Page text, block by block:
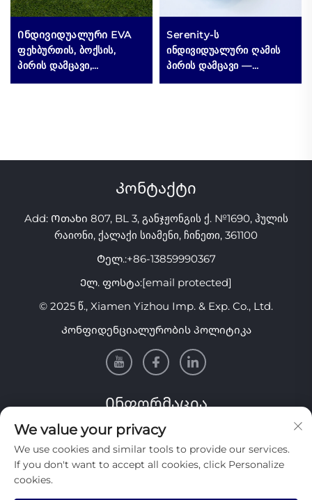
Ინდივიდუალური EVA
ფეხბურთის, ბოქსის,
პირის დამცავი,
კალათბურთის კბილების
Serenity-ს
ინდივიდუალური ღამის
პირის დამცავი —
ეფექტური ამოხსნა
Კონტაქტი
Add: Ოთახი 807, BL 3, განჯჟონგის ქ. №1690, ჰულის
რაიონი, ქალაქი სიამენი, ჩინეთი, 361100
Ტელ.:+86-13859990367
Ელ. ფოსტა:[email protected]
© 2025 წ., Xiamen Yizhou Imp. & Exp. Co., Ltd.
Კონფიდენციალურობის პოლიტიკა
Ინფორმაცია
Გამოიწერეთ ჩვენი ყოველკვირეული საინფორმაციო
ბიულეტენი
We value your privacy
We use cookies and similar tools to provide our services.
If you don't want to accept all cookies, click Personalize
cookies.